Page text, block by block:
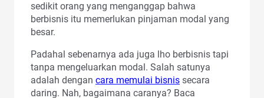
sedikit orang yang menganggap bahwa
berbisnis itu memerlukan pinjaman modal yang
besar.
Padahal sebenarnya ada juga lho berbisnis tapi
tanpa mengeluarkan modal. Salah satunya
adalah dengan cara memulai bisnis secara
daring. Nah, bagaimana caranya? Baca